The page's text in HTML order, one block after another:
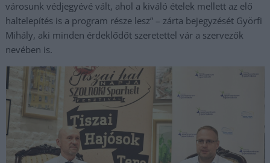
városunk védjegyévé vált, ahol a kiváló ételek mellett az elő
haltelepítés is a program része lesz” – zárta bejegyzését Györfi
Mihály, aki minden érdeklődőt szeretettel vár a szervezők
nevében is.